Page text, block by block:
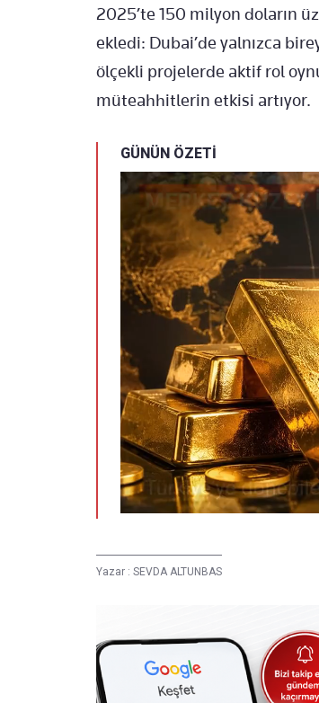
2025’te 150 milyon doların
ekledi: Dubai’de yalnızca
ölçekli projelerde aktif rol
müteahhitlerin etkisi artıyor.
GÜNÜN ÖZETİ
Yazar : SEVDA ALTUNBAS